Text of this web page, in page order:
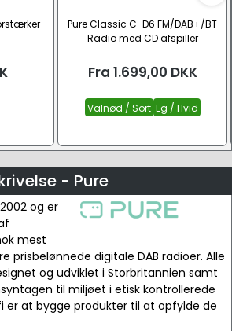
Pure Classic C-D6 FM/DAB+/BT
Radio med CD afspiller
Fra 1.699,00 DKK
Valnød / Sort Eg / Hvid
- Pure
og er
mest
prisbelønnede digitale DAB radioer. Alle
og udviklet i Storbritannien samt
til miljøet i etisk kontrollerede
at bygge produkter til at opfylde de